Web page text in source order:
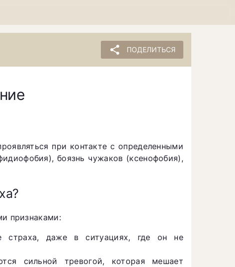
share ПОДЕЛИТЬСЯ
при контакте с определенными
боязнь чужаков (ксенофобия),
признаками:
страха, даже в ситуациях, где он не
сильной тревогой, которая мешает